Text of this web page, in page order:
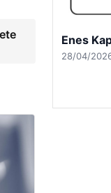
Enes